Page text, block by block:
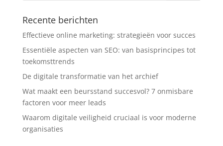
Recente berichten
Effectieve online marketing: strategieën voor succes
Essentiële aspecten van SEO: van basisprincipes tot
toekomsttrends
De digitale transformatie van het archief
Wat maakt een beursstand succesvol? 7 onmisbare
factoren voor meer leads
Waarom digitale veiligheid cruciaal is voor moderne
organisaties